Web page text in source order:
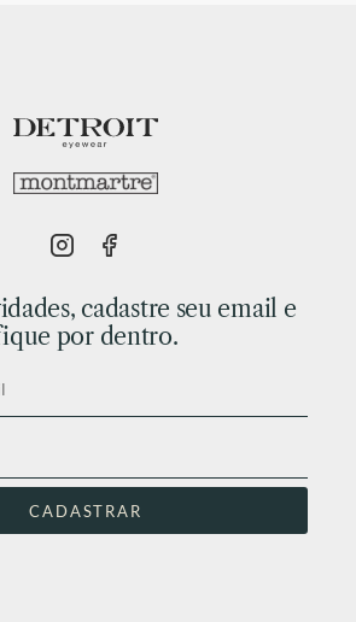
cadastre seu email e
por dentro.